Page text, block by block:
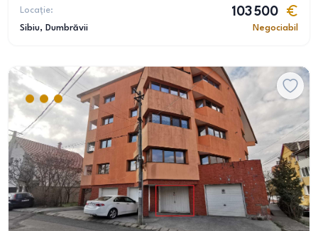
Locație:
Sibiu, Dumbrăvii
103 500
Negociabil